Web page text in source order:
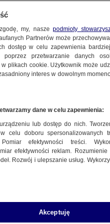
bolid polskich
my, naszepodmioty
Partnerów może
dostęp w celu zapewnienia
przetwarzanie danych
plikach cookie. Użytkownik może
interes w dowolnym
dane w celu zapewnienia:
lub dostęp do nich.
celu doboru spersonalizowanych
Pomiar efektywności treści.
efektywności reklam.
Rozwój i ulepszanie usług.
Akceptuję